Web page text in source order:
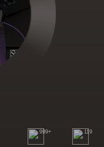
999+ 119